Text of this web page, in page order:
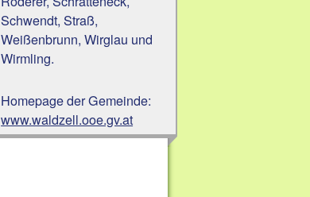
Schwendt, Straß,
Weißenbrunn, Wirglau und
Wirmling.
Homepage der Gemeinde:
www.waldzell.ooe.gv.at